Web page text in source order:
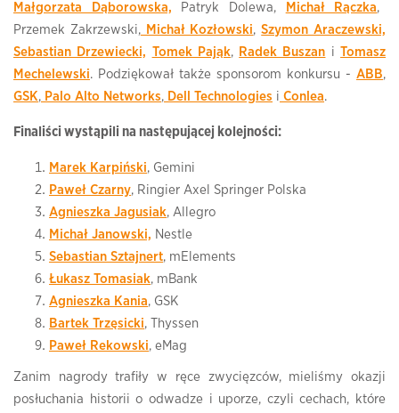
Małgorzata Dąborowska, Patryk Dolewa, Michał Rączka,
Przemek Zakrzewski,Michał Kozłowski,Szymon Araczewski,
Sebastian Drzewiecki, Tomek Pająk, Radek Buszan iTomasz
Mechelewski. Podziękował także sponsorom konkursu - ABB,
GSK, Palo Alto Networks, Dell Technologies i Conlea.
Finaliści wystąpili na następującej kolejności:
Marek Karpiński, Gemini
Paweł Czarny, Ringier Axel Springer Polska
Agnieszka Jagusiak, Allegro
Michał Janowski, Nestle
Sebastian Sztajnert, mElements
Łukasz Tomasiak, mBank
Agnieszka Kania, GSK
Bartek Trzęsicki, Thyssen
Paweł Rekowski, eMag
Zanim nagrody trafiły w ręce zwycięzców, mieliśmy okazji
posłuchania historii o odwadze i uporze, czyli cechach, które